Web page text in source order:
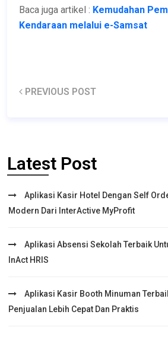
Baca juga artikel : Kemudahan
Kendaraan melalui e-Samsat
PREVIOUS POST
Latest Post
Aplikasi Kasir Hotel Dengan Self
Modern Dari InterActive MyProfit
Aplikasi Absensi Sekolah Terbaik
InAct HRIS
Aplikasi Kasir Booth Minuman
Penjualan Lebih Cepat Dan Praktis